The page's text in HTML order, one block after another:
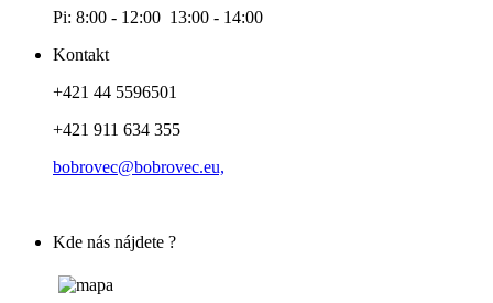
Pi: 8:00 - 12:00 13:00 - 14:00
Kontakt
+421 44 5596501
+421 911 634 355
bobrovec@bobrovec.eu,
Kde nás nájdete ?